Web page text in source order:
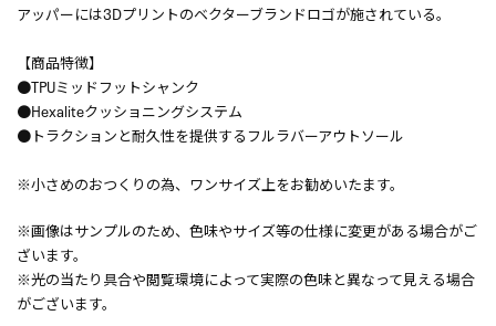
アッパーには3Dプリントのベクターブランドロゴが施されている。
【商品特徴】
●TPUミッドフットシャンク
●Hexaliteクッショニングシステム
●トラクションと耐久性を提供するフルラバーアウトソール
※小さめのおつくりの為、ワンサイズ上をお勧めいたます。
※画像はサンプルのため、色味やサイズ等の仕様に変更がある場合がご
ざいます。
※光の当たり具合や閲覧環境によって実際の色味と異なって見える場合
がございます。